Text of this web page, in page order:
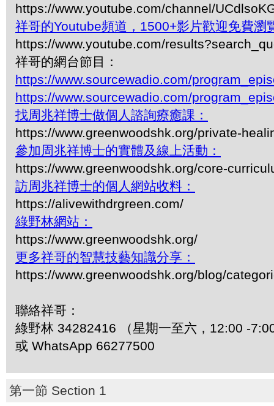
https://www.youtube.com/channel/
祥哥的Youtube頻道，1500+影片歡迎免費瀏
https://www.youtube.com/
祥哥的網台節目：
https://www.sourcewadio.com/
https://www.sourcewadio.com/
找周兆祥博士做個人諮詢療癒課：
https://www.greenwoodshk.org/private-
參加周兆祥博士的實體及線上活動：
https://www.greenwoodshk.org/core-
訪周兆祥博士的個人網站收料：
https://alivewithdrgreen.com/
綠野林網站：
https://www.greenwoodshk.org/
更多祥哥的智慧技藝知識分享：
https://www.greenwoodshk.org/blog/
聯絡祥哥：
綠野林 34282416 （星期一至六，12:00 -
或 WhatsApp 66277500
第一節 Section 1